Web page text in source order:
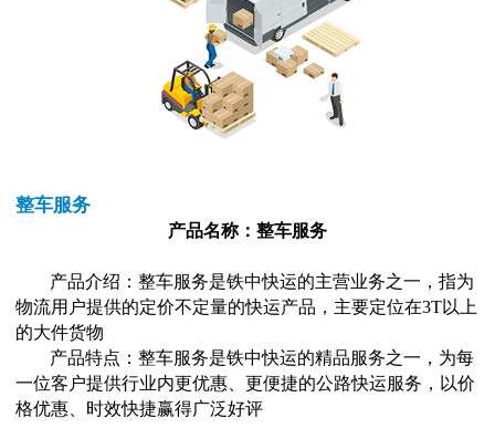
整车服务
产品名称：整车服务
产品介绍：整车服务是铁中快运的主营业务之一，指为
物流用户提供的定价不定量的快运产品，主要定位在3T以上
的大件货物
产品特点：整车服务是铁中快运的精品服务之一，为每
一位客户提供行业内更优惠、更便捷的公路快运服务，以价
格优惠、时效快捷赢得广泛好评